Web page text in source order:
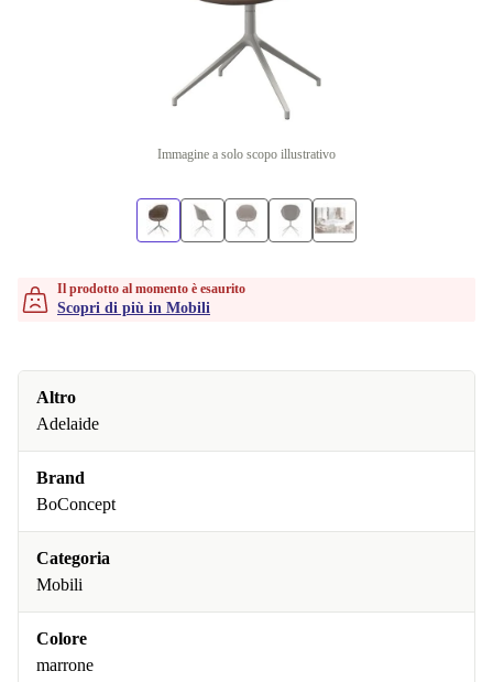
Immagine a solo scopo illustrativo
Il prodotto al momento è esaurito
Scopri di più in Mobili
Altro
Adelaide
Brand
BoConcept
Categoria
Mobili
Colore
marrone